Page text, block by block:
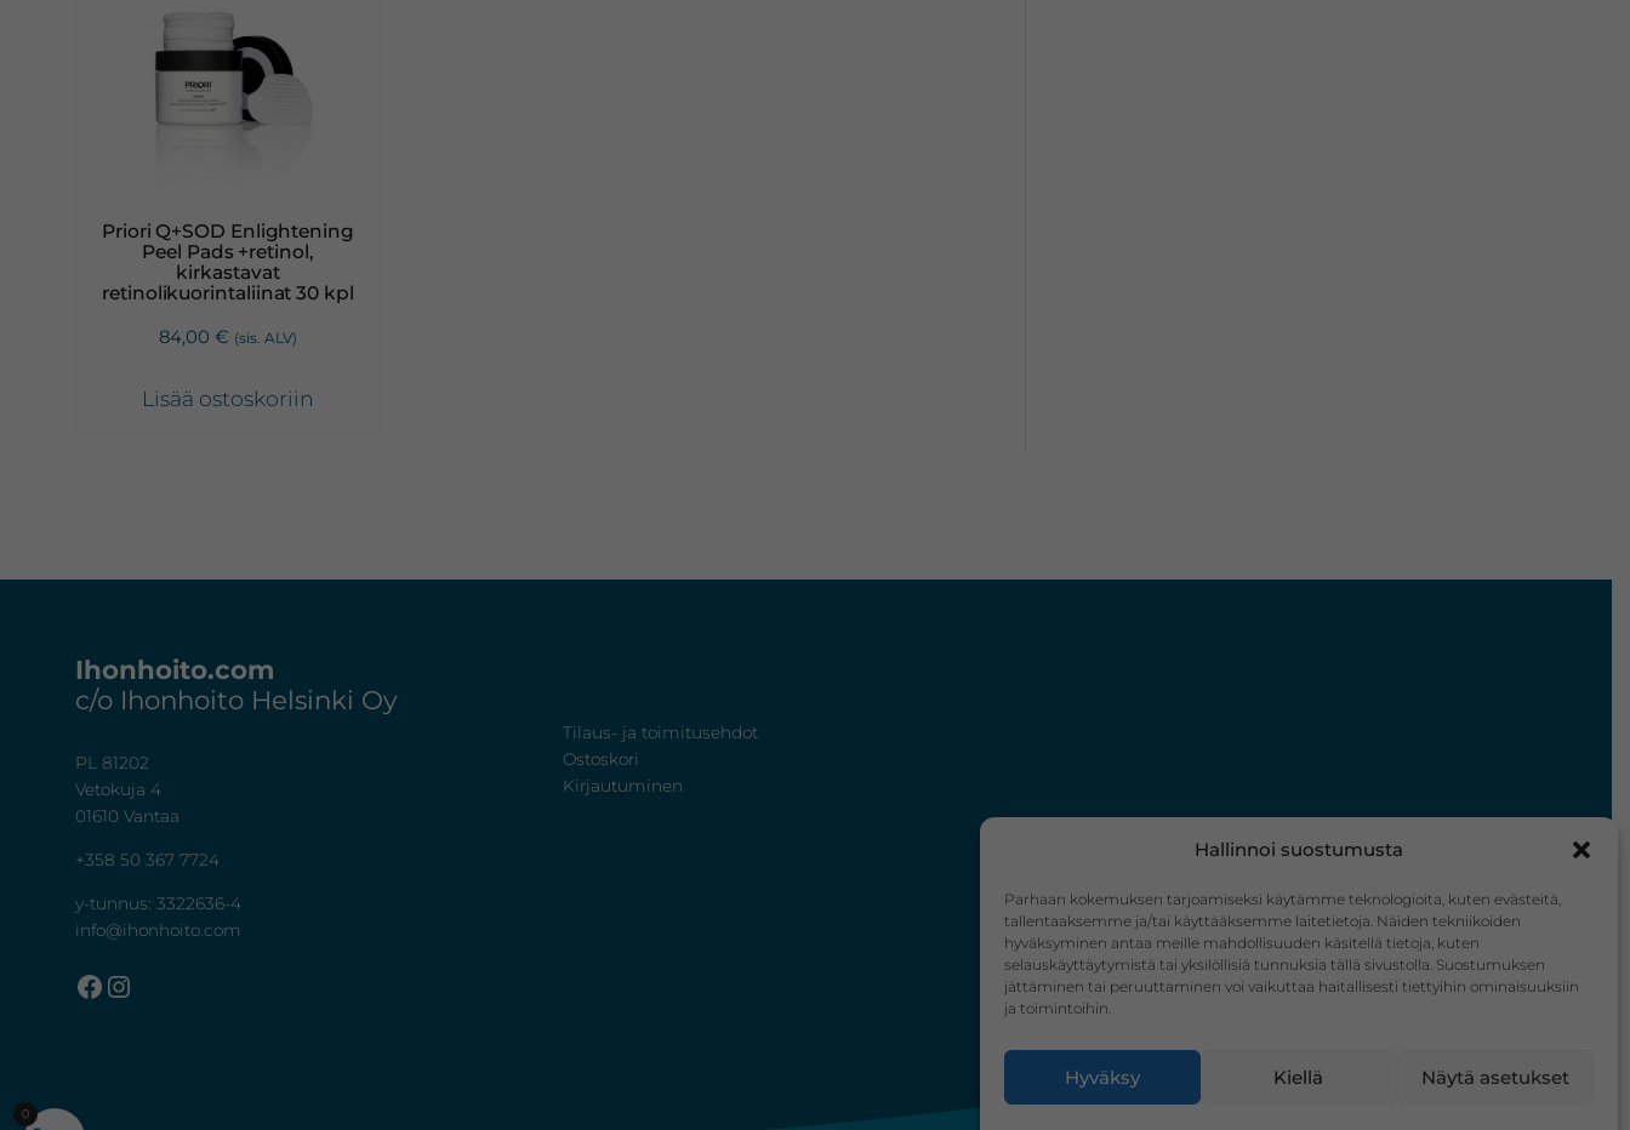
Hallinnoi suostumusta
Parhaan kokemuksen tarjoamiseksi käytämme teknologioita, kuten evästeitä,
tallentaaksemme ja/tai käyttääksemme laitetietoja. Näiden tekniikoiden
hyväksyminen antaa meille mahdollisuuden käsitellä tietoja, kuten
selauskäyttäytymistä tai yksilöllisiä tunnuksia tällä sivustolla. Suostumuksen
jättäminen tai peruuttaminen voi vaikuttaa haitallisesti tiettyihin ominaisuuksiin
ja toimintoihin.
Hyväksy Kiellä Näytä asetukset
Priori Q+SOD Enlightening
Peel Pads +retinol,
kirkastavat
retinolikuorintaliinat 30 kpl
84,00 € (sis. ALV)
Lisää ostoskoriin
Ihonhoito.com
c/o Ihonhoito Helsinki Oy
PL 81202
Vetokuja 4
01610 Vantaa
+358 50 367 7724
y-tunnus: 3322636-4
info@ihonhoito.com
Facebook Instagram
Tilaus- ja toimitusehdot
Ostoskori
Kirjautuminen
0